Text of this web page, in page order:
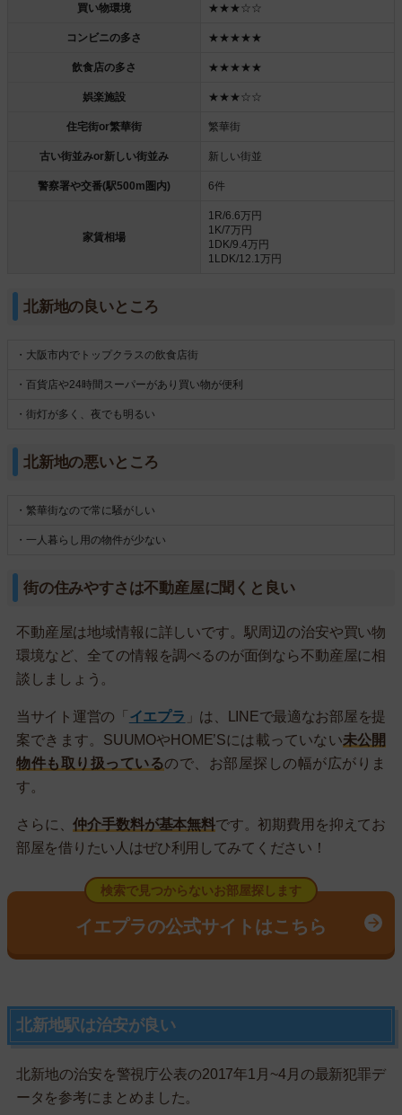
買い物環境 ★★★☆☆
コンビニの多さ ★★★★★
飲食店の多さ ★★★★★
娯楽施設 ★★★☆☆
住宅街or繁華街 繁華街
古い街並みor新しい街並み 新しい街並
警察署や交番(駅500m圏内) 6件
家賃相場
1R/6.6万円
1K/7万円
1DK/9.4万円
1LDK/12.1万円
北新地の良いところ
・大阪市内でトップクラスの飲食店街
・百貨店や24時間スーパーがあり買い物が便利
・街灯が多く、夜でも明るい
北新地の悪いところ
・繁華街なので常に騒がしい
・一人暮らし用の物件が少ない
街の住みやすさは不動産屋に聞くと良い
不動産屋は地域情報に詳しいです。駅周辺の治安や買い物
環境など、全ての情報を調べるのが面倒なら不動産屋に相
談しましょう。
当サイト運営の「 イエプラ 」は、LINEで最適なお部屋を提
案できます。SUUMOやHOME’Sには載っていない未公開
物件も取り扱っているので、お部屋探しの幅が広がりま
す。
さらに、仲介手数料が基本無料です。初期費用を抑えてお
部屋を借りたい人はぜひ利用してみてください！
検索で見つからないお部屋探します
イエプラの公式サイトはこちら
北新地駅は治安が良い
北新地の治安を警視庁公表の2017年1月~4月の最新犯罪デ
ータを参考にまとめました。